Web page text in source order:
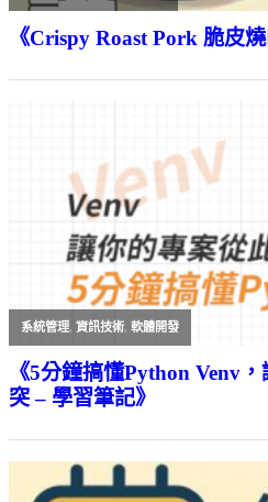
《Crispy Roast Pork 脆皮
系統管理,資訊技術,軟體開發
《5分鐘搞懂Python Venv
突 – 學習筆記》